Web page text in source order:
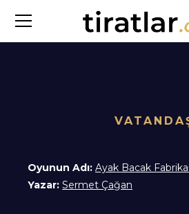
Oyunun Adı: Ayak Bacak
Yazar: Sermet Çağan